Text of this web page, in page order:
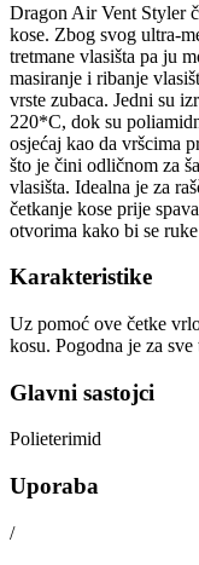
Dragon Air Vent Styler
kose. Zbog svog ultra-
tretmane vlasišta pa ju
masiranje i ribanje
vrste zubaca. Jedni su
220*C, dok su
osjećaj kao da vršcima
što je čini odličnom za
vlasišta. Idealna je za
četkanje kose prije
otvorima kako bi se
Karakteristike
Uz pomoć ove četke
kosu. Pogodna je za sve
Glavni sastojci
Polieterimid
Uporaba
/